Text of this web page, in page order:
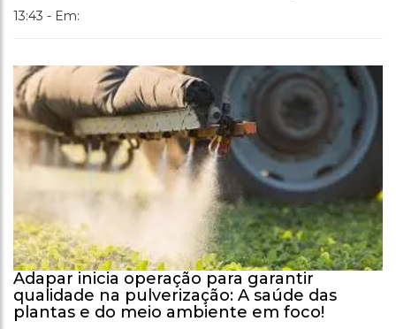
13:43 - Em:
Adapar inicia operação para garantir
qualidade na pulverização: A saúde das
plantas e do meio ambiente em foco!